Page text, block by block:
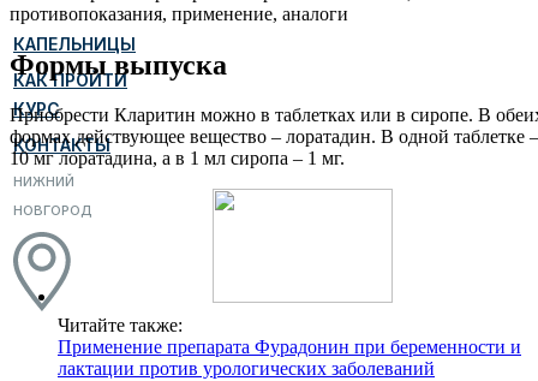
КАПЕЛЬНИЦЫ
КАК ПРОЙТИ
КУРС
КОНТАКТЫ
НИЖНИЙ
НОВГОРОД
противопоказания, применение, аналоги
Формы выпуска
Приобрести Кларитин можно в таблетках или в сиропе. В
формах действующее вещество – лоратадин. В одной таблетке –
10 мг лоратадина, а в 1 мл сиропа – 1 мг.
Читайте также:
Применение препарата Фурадонин при беременности и
лактации против урологических заболеваний